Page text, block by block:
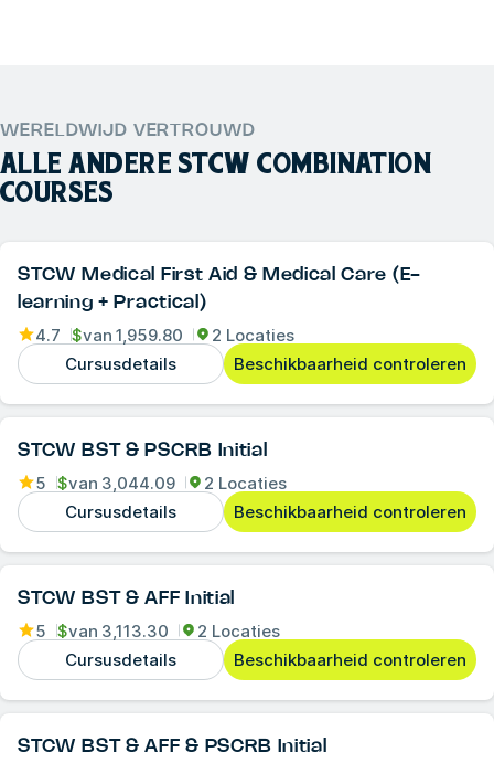
WERELDWIJD VERTROUWD
ALLE ANDERE STCW COMBINATION
COURSES
STCW Medical First Aid & Medical Care (E-
learning + Practical)
4.7 $van 1,959.80
2 Locaties
Cursusdetails
Beschikbaarheid controleren
STCW BST & PSCRB Initial
5 $van 3,044.09
2 Locaties
Cursusdetails
Beschikbaarheid controleren
STCW BST & AFF Initial
5 $van 3,113.30
2 Locaties
Cursusdetails
Beschikbaarheid controleren
STCW BST & AFF & PSCRB Initial